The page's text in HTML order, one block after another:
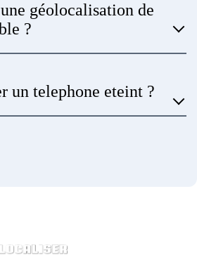
géolocalisation de
?
un telephone eteint ?